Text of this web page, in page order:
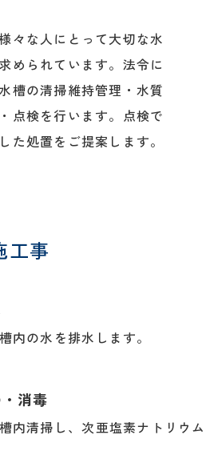
々な人にとって大切な水
められています。法令に
槽の清掃維持管理・水質
点検を行います。点検で
た処置をご提案します。
工事
内の水を排水します。
消毒
内清掃し、次亜塩素ナトリウ